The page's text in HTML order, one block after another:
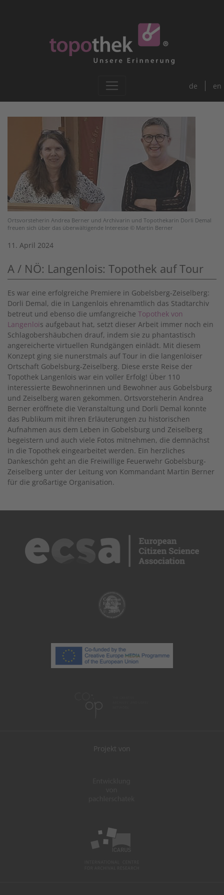
de en
Ortsvorsteherin Andrea Berner und Archivarin und Topothekarin Dorli Demal
freuen sich über das überwältigende Interesse © Martin Berner
11. April 2024
A / NÖ: Langenlois: Topothek auf Tour
Es war eine erfolgreiche Premiere in Gobelsberg-Zeiselberg:
Dorli Demal, die in Langenlois ehrenamtlich das Stadtarchiv
betreut und ebenso die umfangreiche Topothek von
Langenlois aufgebaut hat, setzt dieser Arbeit immer noch ein
Schlagobershäubchen drauf, indem sie zu phantastisch
angereicherte virtuellen Rundgängen einlädt. Mit diesem
Konzept ging sie nunerstmals auf Tour in die langenloiser
Ortschaft Gobelsburg-Zeiselberg. Diese erste Reise der
Topothek Langenlois war ein voller Erfolg! Über 110
interessierte Bewohnerinnen und Bewohner aus Gobelsburg
und Zeiselberg waren gekommen. Ortsvorsteherin Andrea
Berner eröffnete die Veranstaltung und Dorli Demal konnte
das Publikum mit ihren Erläuterungen zu historischen
Aufnahmen aus dem Leben in Gobelsburg und Zeiselberg
begeistern und auch viele Fotos mitnehmen, die demnächst
in die Topothek eingearbeitet werden. Ein herzliches
Dankeschön geht an die Freiwillige Feuerwehr Gobelsburg-
Zeiselberg unter der Leitung von Kommandant Martin Berner
für die großartige Organisation.
Projekt von